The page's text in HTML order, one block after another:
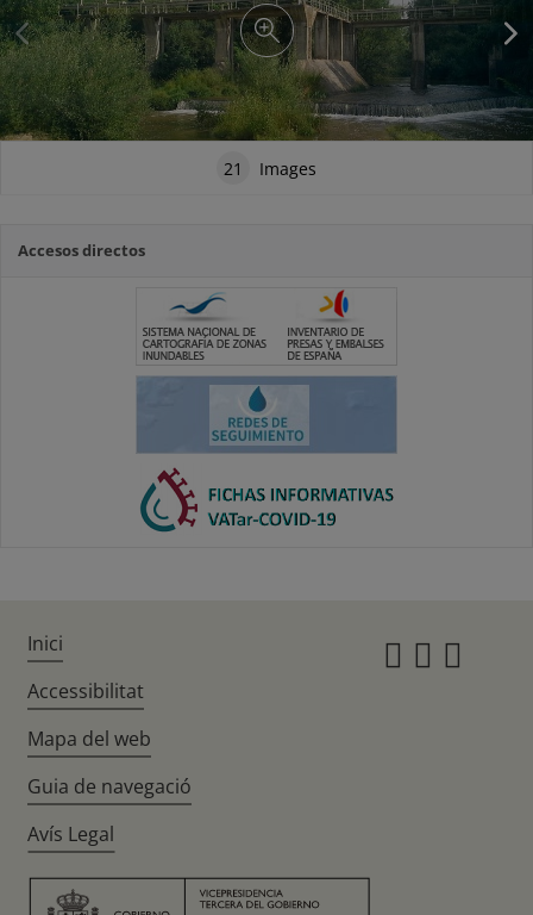
21 Images
Accesos directos
Inici
Accessibilitat
Mapa del web
Guia de navegació
Avís Legal